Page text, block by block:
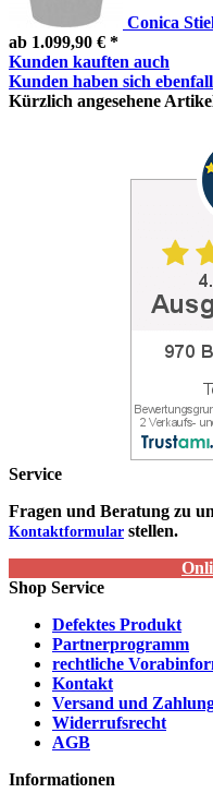
Conica
ab 1.099,90 € *
Kunden kauften auch
Kunden haben sich
Kürzlich angesehene
Service
Fragen und Beratung zu
Kontaktformular stellen.
Shop Service
Defektes Produkt
Partnerprogramm
rechtliche
Kontakt
Versand und
Widerrufsrecht
AGB
Informationen